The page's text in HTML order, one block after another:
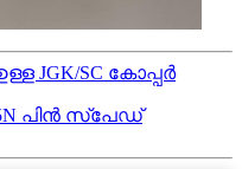
JGK/SC കോപ്പർ
പിൻ സ്പേഡ്